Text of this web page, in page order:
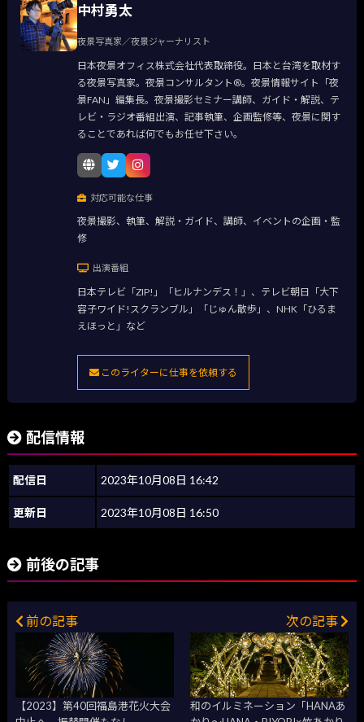
中村勇太
夜景写真家／夜景ジャーナリスト
日本夜景オフィス株式会社代表取締役。日本と台湾を取材す
る夜景写真家。夜景コンサルタント®。夜景情報サイト「夜
景FAN」編集長。夜景撮影セミナー講師、ガイド・解説、テ
レビ・ラジオ番組出演、記事執筆、企画監修等、夜景に関す
ることであれば何でもお任せ下さい。
対応可能な仕事
夜景撮影、執筆、解説・ガイド、講師、イベントの企画・監
修
出演番組
日本テレビ「ZIP!」「ヒルナンデス！」、テレビ朝日「大下
容子ワイド!スクランブル」「じゅん散歩」、NHK「ひるま
えほっと」など
このライターに仕事を依頼する
配信情報
配信日 2023年10月08日 16:42
更新日 2023年10月08日 16:50
前後の記事
前の記事
【2023】第40回福島港花火大会
次の記事
和のイルミネーション「HANAあ